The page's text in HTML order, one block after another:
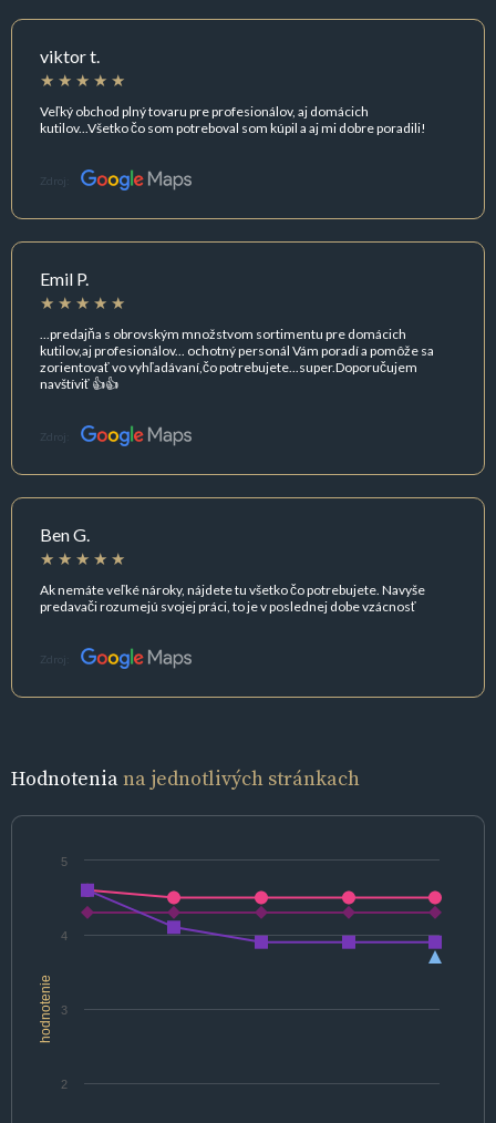
viktor t.
Veľký obchod plný tovaru pre profesionálov, aj domácich
kutilov...Všetko čo som potreboval som kúpil a aj mi dobre poradili!
Zdroj:
Emil P.
...predajňa s obrovským množstvom sortimentu pre domácich
kutilov,aj profesionálov... ochotný personál Vám poradí a pomôže sa
zorientovať vo vyhľadávaní,čo potrebujete...super.Doporučujem
navštíviť 👍👍
Zdroj:
Ben G.
Ak nemáte veľké nároky, nájdete tu všetko čo potrebujete. Navyše
predavači rozumejú svojej práci, to je v poslednej dobe vzácnosť
Zdroj:
Hodnoteniana jednotlivých stránkach
hodnotenie
2
3
4
5